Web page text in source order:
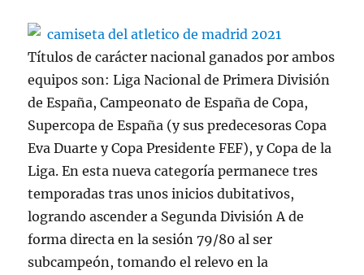
Títulos de carácter nacional ganados por ambos
equipos son: Liga Nacional de Primera División
de España, Campeonato de España de Copa,
Supercopa de España (y sus predecesoras Copa
Eva Duarte y Copa Presidente FEF), y Copa de la
Liga. En esta nueva categoría permanece tres
temporadas tras unos inicios dubitativos,
logrando ascender a Segunda División A de
forma directa en la sesión 79/80 al ser
subcampeón, tomando el relevo en la